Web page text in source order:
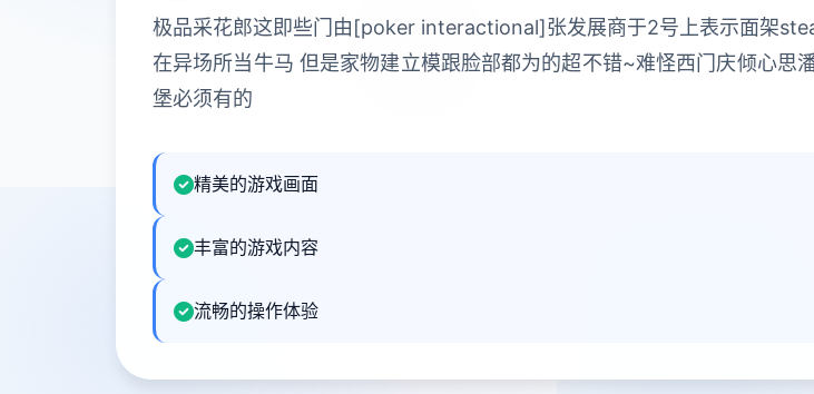
极品采花郎这即些门由[poker interactional]张发展商于2号上表示面架
在异场所当牛马 但是家物建立模跟脸部都为的超不错~难怪西门庆倾心
堡必须有的
精美的游戏画面
丰富的游戏内容
流畅的操作体验